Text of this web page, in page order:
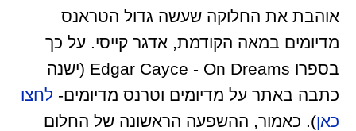
אוהבת את החלוקה שעשה גדול הטראנס
מדיומים במאה הקודמת, אדגר קייסי. על כך
בספרו Edgar Cayce - On Dreams (ישנה
כתבה באתר על מדיומים וטרנס מדיומים- לחצו
כאן). כאמור, ההשפעה הראשונה של החלום